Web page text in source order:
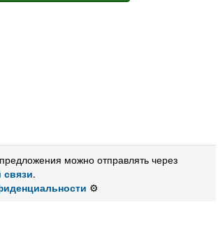
можно отправлять через
.
⚙️